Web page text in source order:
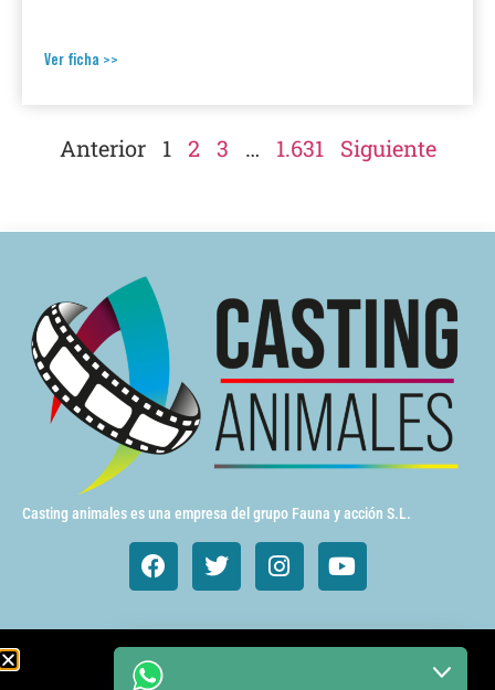
Ver ficha >>
Anterior 1 2 3 … 1.631 Siguiente
Casting animales es una empresa del grupo Fauna y acción S.L.
Animales de cine y TV